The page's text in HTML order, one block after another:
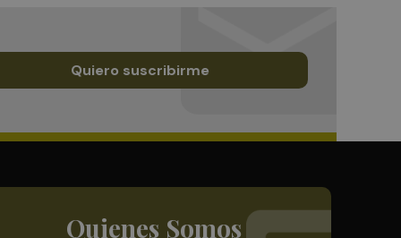
Quiero suscribirme
Quienes Somos